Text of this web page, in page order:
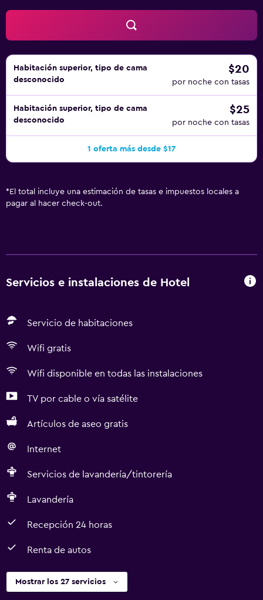
Habitación superior, tipo de cama
desconocido
$20
por noche con tasas
Habitación superior, tipo de cama
desconocido
$25
por noche con tasas
1 oferta más desde $17
* El total incluye una estimación de tasas e impuestos locales a
pagar al hacer check-out.
Servicios e instalaciones de Hotel
Servicio de habitaciones
Wifi gratis
Wifi disponible en todas las instalaciones
TV por cable o vía satélite
Artículos de aseo gratis
Internet
Servicios de lavandería/tintorería
Lavandería
Recepción 24 horas
Renta de autos
Mostrar los 27 servicios